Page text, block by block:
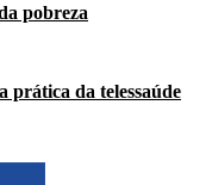
pobreza
prática da telessaúde